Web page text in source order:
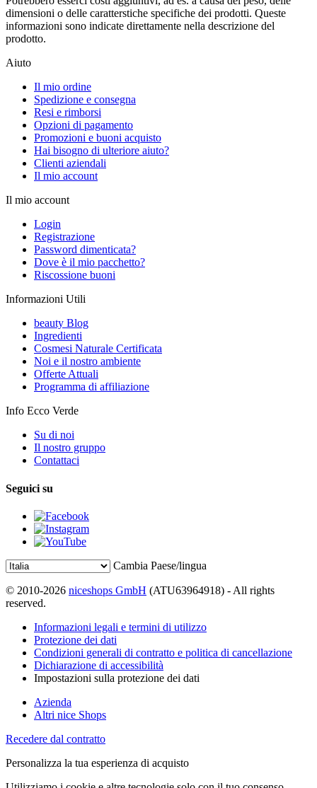
dimensioni o delle caratterstiche specifiche dei prodotti. Queste
informazioni sono indicate direttamente nella descrizione del
prodotto.
Aiuto
Il mio ordine
Spedizione e consegna
Resi e rimborsi
Opzioni di pagamento
Promozioni e buoni acquisto
Hai bisogno di ulteriore aiuto?
Clienti aziendali
Il mio account
Il mio account
Login
Registrazione
Password dimenticata?
Dove è il mio pacchetto?
Riscossione buoni
Informazioni Utili
beauty Blog
Ingredienti
Cosmesi Naturale Certificata
Noi e il nostro ambiente
Offerte Attuali
Programma di affiliazione
Info Ecco Verde
Su di noi
Il nostro gruppo
Contattaci
Seguici su
Cambia Paese/lingua
© 2010-2026 niceshops GmbH (ATU63964918) - All rights
reserved.
Informazioni legali e termini di utilizzo
Protezione dei dati
Condizioni generali di contratto e politica di cancellazione
Dichiarazione di accessibilità
Impostazioni sulla protezione dei dati
Azienda
Altri nice Shops
Recedere dal contratto
Personalizza la tua esperienza di acquisto